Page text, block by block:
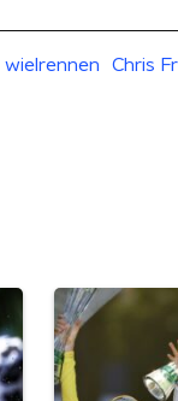
wielrennen Chris